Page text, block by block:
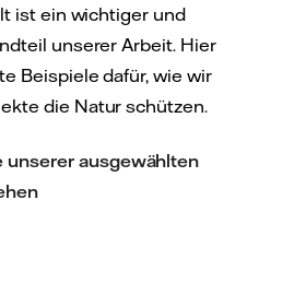
ist ein wichtiger und
unserer Arbeit. Hier
Beispiele dafür, wie wir
die Natur schützen.
unserer ausgewählten